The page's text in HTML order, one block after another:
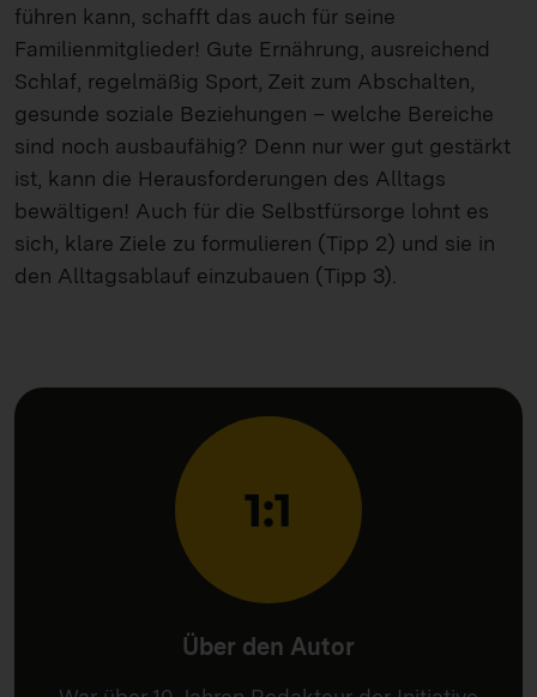
führen kann, schafft das auch für seine
Familienmitglieder! Gute Ernährung, ausreichend
Schlaf, regelmäßig Sport, Zeit zum Abschalten,
gesunde soziale Beziehungen – welche Bereiche
sind noch ausbaufähig? Denn nur wer gut gestärkt
ist, kann die Herausforderungen des Alltags
bewältigen! Auch für die Selbstfürsorge lohnt es
sich, klare Ziele zu formulieren (Tipp 2) und sie in
den Alltagsablauf einzubauen (Tipp 3).
Über den Autor